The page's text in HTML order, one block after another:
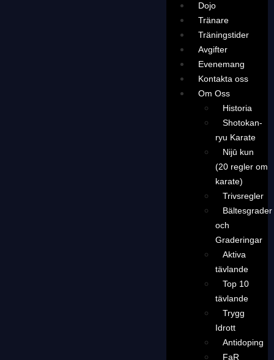
Dojo
Tränare
Träningstider
Avgifter
Evenemang
Kontakta oss
Om Oss
Historia
Shotokan-
ryu Karate
Nijū kun
(20 regler om
karate)
Trivsregler
Bältesgrader
och
Graderingar
Aktiva
tävlande
Top 10
tävlande
Trygg
Idrott
Antidoping
FaR